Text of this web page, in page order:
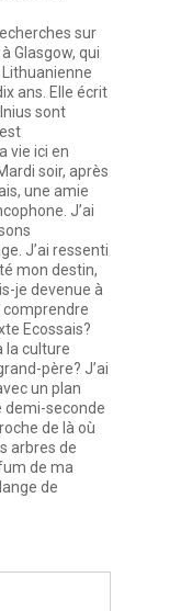
sur
Glasgow, qui
ans. Elle écrit
sont
vie ici en
soir, après
une amie
J’ai
J’ai ressenti
mon destin,
je devenue à
Ecossais?
la culture
père? J’ai
un plan
demi-seconde
de là où
arbres de
de ma
de